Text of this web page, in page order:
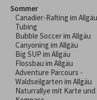
Sommer
Canadier-Rafting im Allgäu
Tubing
Bubble Soccer im Allgäu
Canyoning im Allgäu
Big SUP im Allgäu
Flossbau im Allgäu
Adventure Parcours -
Waldseilgarten im Allgäu
Naturrallye mit Karte und